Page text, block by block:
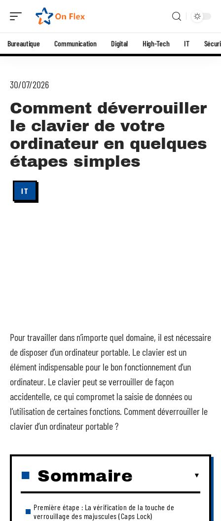
Bureautique Communication Digital High-Tech IT
30/07/2026
Comment déverrouiller
le clavier de votre
ordinateur en quelques
étapes simples
IT
Pour travailler dans n’importe quel domaine, il est nécessaire
de disposer d’un ordinateur portable. Le clavier est un
élément indispensable pour le bon fonctionnement d’un
ordinateur. Le clavier peut se verrouiller de façon
accidentelle, ce qui compromet la saisie de données ou
l’utilisation de certaines fonctions. Comment déverrouiller le
clavier d’un ordinateur portable ?
Sommaire
Première étape : La vérification de la touche de
verrouillage des majuscules (Caps Lock)